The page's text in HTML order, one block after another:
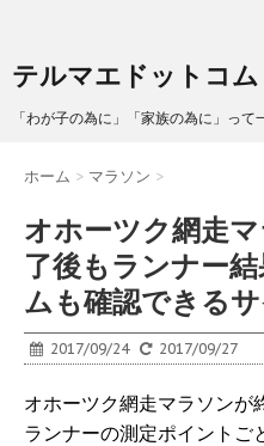
テルマエドットコム
「わが子の為に」「家族の為に」って
ホーム > マラソン >
オホーツク網走
了後もランナー
ムも確認できる
2017/09/24 2017/09/27
オホーツク網走マラソンが
ランナーの測定ポイントご